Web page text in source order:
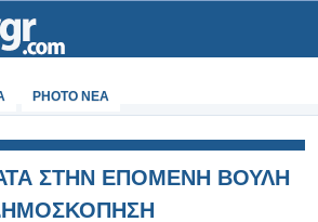
PHOTO NEA
ΣΤΗΝ ΕΠΟΜΕΝΗ ΒΟΥΛΗ